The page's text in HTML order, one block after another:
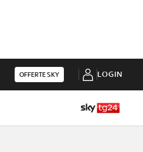
OFFERTE SKY LOGIN